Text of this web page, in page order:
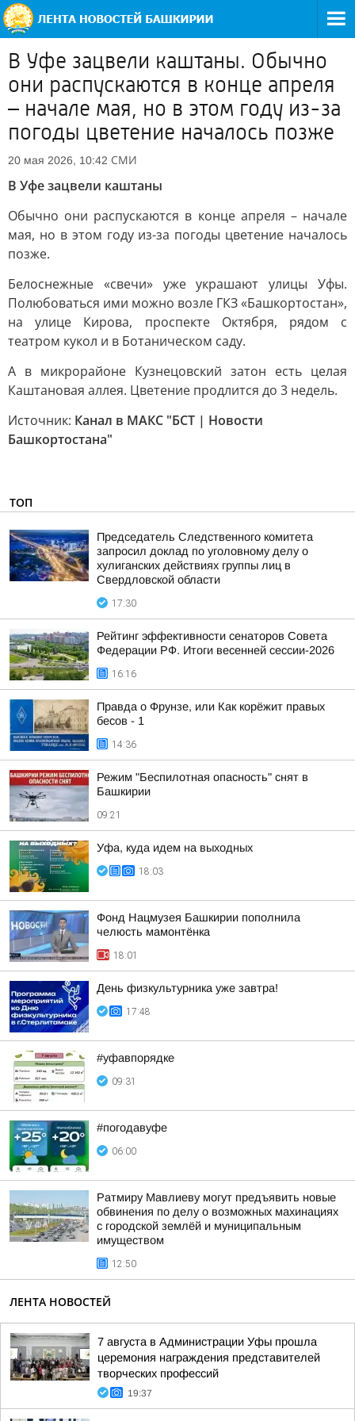
В Уфе зацвели каштаны. Обычно
они распускаются в конце апреля
– начале мая, но в этом году из-за
погоды цветение началось позже
20 мая 2026, 10:42 СМИ
В Уфе зацвели каштаны
Обычно они распускаются в конце апреля – начале
мая, но в этом году из-за погоды цветение началось
позже.
Белоснежные «свечи» уже украшают улицы Уфы.
Полюбоваться ими можно возле ГКЗ «Башкортостан»,
на улице Кирова, проспекте Октября, рядом с
театром кукол и в Ботаническом саду.
А в микрорайоне Кузнецовский затон есть целая
Каштановая аллея. Цветение продлится до 3 недель.
Источник: Канал в МАКС "БСТ | Новости
Башкортостана"
ТОП
Председатель Следственного комитета
запросил доклад по уголовному делу о
хулиганских действиях группы лиц в
Свердловской области
17:30
Рейтинг эффективности сенаторов Совета
Федерации РФ. Итоги весенней сессии-2026
16:16
Правда о Фрунзе, или Как корёжит правых
бесов - 1
14:36
Режим "Беспилотная опасность" снят в
Башкирии
09:21
Уфа, куда идем на выходных
18:03
Фонд Нацмузея Башкирии пополнила
челюсть мамонтёнка
18:01
День физкультурника уже завтра!
17:48
#уфавпорядке
09:31
#погодавуфе
06:00
Ратмиру Мавлиеву могут предъявить новые
обвинения по делу о возможных махинациях
с городской землёй и муниципальным
имуществом
12:50
ЛЕНТА НОВОСТЕЙ
7 августа в Администрации Уфы прошла
церемония награждения представителей
творческих профессий
19:37